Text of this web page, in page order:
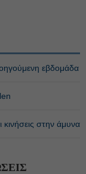
εβδομάδα
στην άμυνα